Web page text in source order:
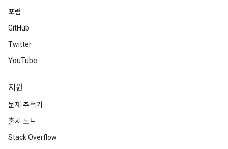
포럼
GitHub
Twitter
YouTube
지원
문제 추적기
출시 노트
Stack Overflow